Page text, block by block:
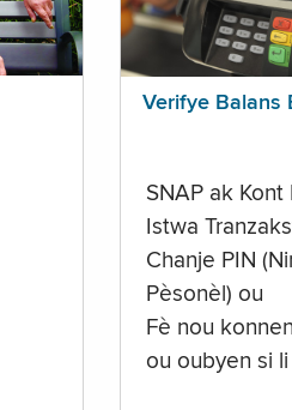
Verifye Balans
SNAP ak Kont
Istwa
Chanje PIN
Pèsonèl) ou
Fè nou
ou oubyen si